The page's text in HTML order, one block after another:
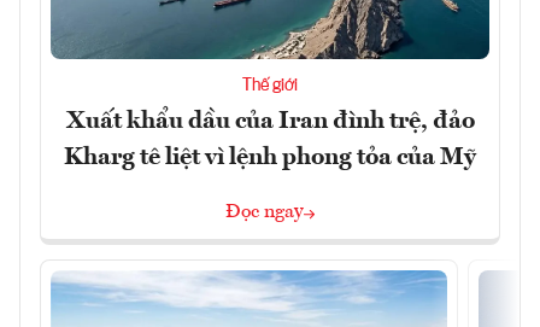
Thế giới
Xuất khẩu dầu của Iran đình trệ, đảo
Kharg tê liệt vì lệnh phong tỏa của Mỹ
Đọc ngay